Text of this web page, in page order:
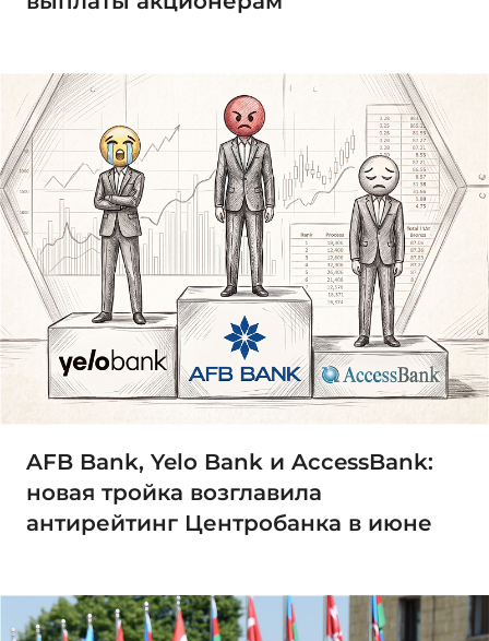
AFB Bank, Yelo Bank и AccessBank:
новая тройка возглавила
антирейтинг Центробанка в июне